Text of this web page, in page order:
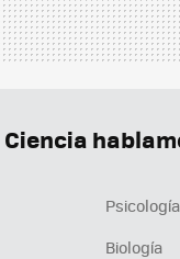
Psicología
Biología